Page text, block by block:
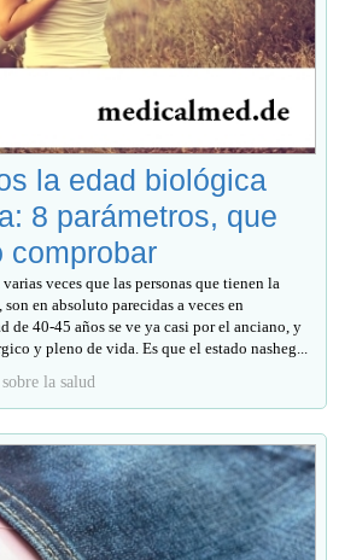
la edad biológica
8 parámetros, que
comprobar
veces que las personas que tienen la
son en absoluto parecidas a veces en
de 40-45 años se ve ya casi por el anciano, y
y pleno de vida. Es que el estado nasheg...
la salud